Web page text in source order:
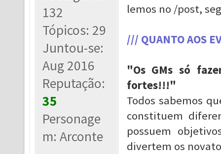
132
Tópicos: 29
Juntou-se:
Aug 2016
Reputação:
35
Personage
m: Arconte
lemos no /post,
/// QUANTO AOS
"Os GMs só
fortes!!!"
Todos sabemos
constituem
possuem
divertem os